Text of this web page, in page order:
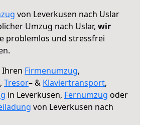
von Leverkusen nach Uslar
Umzug nach Uslar, wir
problemlos und stressfrei
Firmenumzug,
, Tresor– & Klaviertransport,
in Leverkusen, Fernumzug oder
von Leverkusen nach